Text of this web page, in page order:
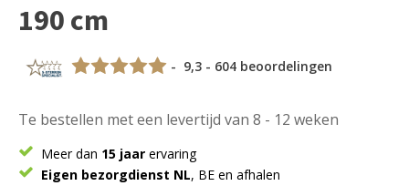
190 cm
- 9,3 - 604 beoordelingen
Te bestellen met een levertijd van 8 - 12 weken
Meer dan 15 jaar ervaring
Eigen bezorgdienst NL, BE en afhalen